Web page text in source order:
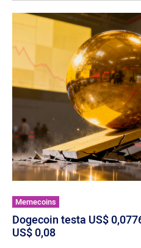
Memecoins
Dogecoin testa US$
US$ 0,08